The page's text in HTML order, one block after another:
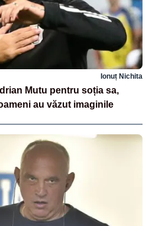
Ionuț Nichita
Mutu pentru soția sa,
au văzut imaginile